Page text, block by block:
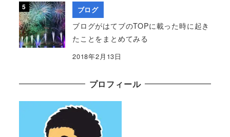
ブログ
ブログがはてブのTOPに載った時に起き
たことをまとめてみる
2018年2月13日
プロフィール